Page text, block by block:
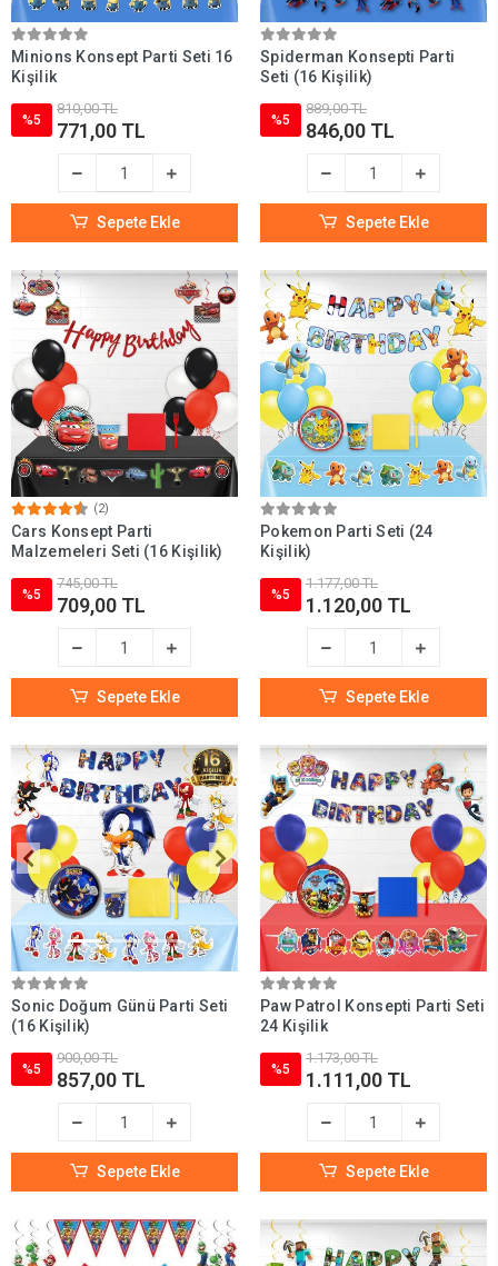
Minions Konsept Parti Seti 16
Kişilik
%5
810,00 TL
771,00 TL
Sepete Ekle
Spiderman Konsepti Parti
Seti (16 Kişilik)
%5
889,00 TL
846,00 TL
Sepete Ekle
(2)
Cars Konsept Parti
Malzemeleri Seti (16 Kişilik)
%5
745,00 TL
709,00 TL
Sepete Ekle
Pokemon Parti Seti (24
Kişilik)
%5
1.177,00 TL
1.120,00 TL
Sepete Ekle
Sonic Doğum Günü Parti Seti
(16 Kişilik)
%5
900,00 TL
857,00 TL
Sepete Ekle
Paw Patrol Konsepti Parti Seti
24 Kişilik
%5
1.173,00 TL
1.111,00 TL
Sepete Ekle